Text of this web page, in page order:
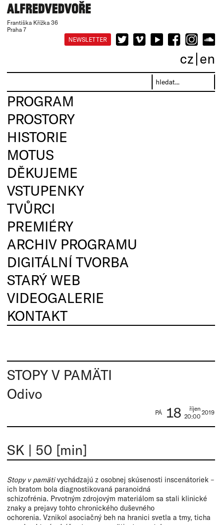
Františka Křížka 36
Praha 7
NEWSLETTER
cz en
PROGRAM
PROSTORY
HISTORIE
MOTUS
DĚKUJEME
VSTUPENKY
TVŮRCI
PREMIÉRY
ARCHIV PROGRAMU
DIGITÁLNÍ TVORBA
STARÝ WEB
VIDEOGALERIE
KONTAKT
STOPY V PAMÄTI
Odivo
PÁ 18
říjen
20:00
2019
SK | 50 [min]
Stopy v pamätivychádzajú z osobnej skúsenosti inscenátoriek –
ich bratom bola diagnostikovaná paranoidná
schizofrénia. Prvotným zdrojovým materiálom sa stali klinické
znaky a prejavy tohto chronického duševného
ochorenia. Vznikol asociačný beh na hranici svetla a tmy, ticha